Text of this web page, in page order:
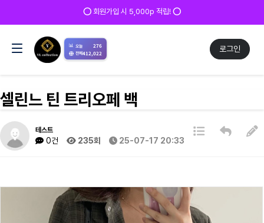
⭕ 회원가입 시 5,000p 적립! ⭕
로그인
📊 오늘 276
전체412,022
셀린느 틴 트리오페 백
테스트
0건 235회 25-07-17 20:33